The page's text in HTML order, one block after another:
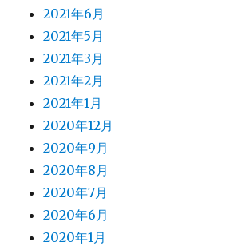
2021年6月
2021年5月
2021年3月
2021年2月
2021年1月
2020年12月
2020年9月
2020年8月
2020年7月
2020年6月
2020年1月